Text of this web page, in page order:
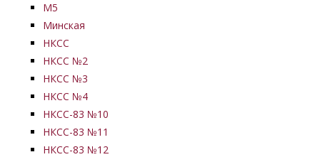
М5
Минская
НКСС
НКСС №2
НКСС №3
НКСС №4
НКСС-83 №10
НКСС-83 №11
НКСС-83 №12